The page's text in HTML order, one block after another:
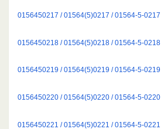
0156450217 / 01564(5)0217 / 01564-5-0217
0156450218 / 01564(5)0218 / 01564-5-0218
0156450219 / 01564(5)0219 / 01564-5-0219
0156450220 / 01564(5)0220 / 01564-5-0220
0156450221 / 01564(5)0221 / 01564-5-0221